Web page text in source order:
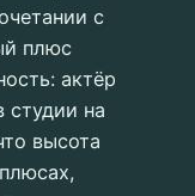
с
плюс
актёр
студии на
высота